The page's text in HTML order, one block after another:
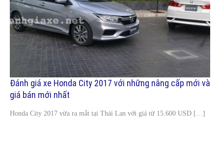
Đánh giá xe Honda City 2017 với những nâng cấp mới và
giá bán mới nhất
Honda City 2017 vừa ra mắt tại Thái Lan với giá từ 15.600 USD […]